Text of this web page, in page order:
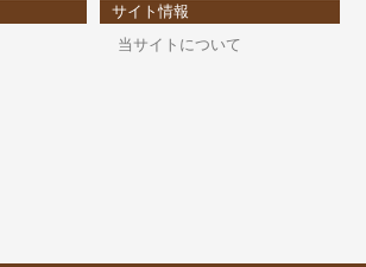
サイト情報
当サイトについて